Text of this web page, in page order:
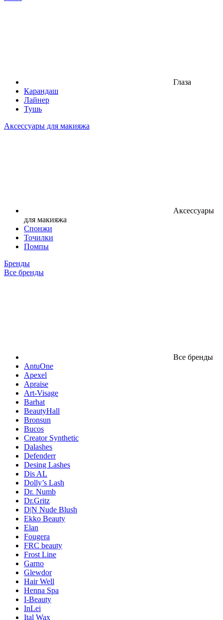
Глаза
Карандаш
Лайнер
Тушь
Аксессуары для макияжа
Аксессуары
для макияжа
Спонжи
Точилки
Помпы
Бренды
Все бренды
Все бренды
AntuOne
Apexel
Apraise
Art-Visage
Barhat
BeautyHall
Bronsun
Bucos
Creator Synthetic
Dalashes
Defenderr
Desing Lashes
Dis AL
Dolly’s Lash
Dr. Numb
Dr.Gritz
D|N Nude Blush
Ekko Beauty
Elan
Fougera
FRC beauty
Frost Line
Garno
Glewdor
Hair Well
Henna Spa
I-Beauty
InLei
Ital Wax